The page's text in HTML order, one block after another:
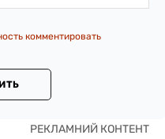
комментировать